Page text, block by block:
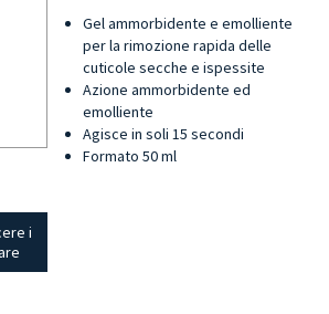
i
Gel ammorbidente e emolliente
per la rimozione rapida delle
cuticole secche e ispessite
Azione ammorbidente ed
emolliente
Agisce in soli 15 secondi
Formato 50 ml